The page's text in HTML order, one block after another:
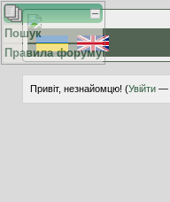
Привіт, незнайомцю! (Увійти—
Пошук
Правила форуму